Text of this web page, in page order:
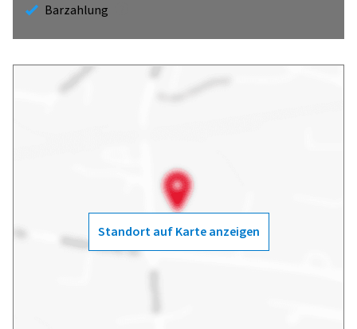
Barzahlung
Standort auf Karte anzeigen